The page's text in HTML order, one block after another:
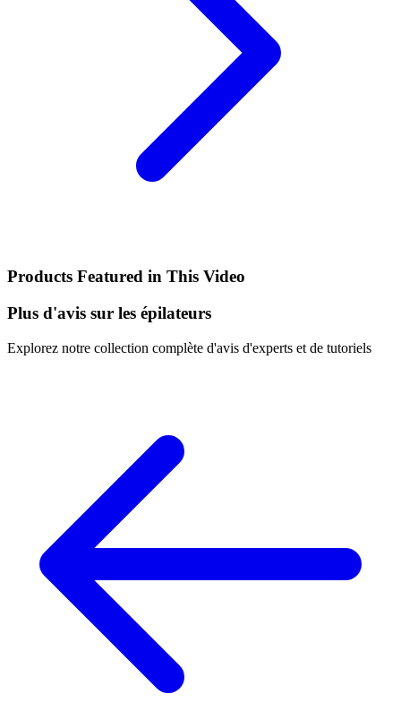
Products Featured in This Video
Plus d'avis sur les épilateurs
Explorez notre collection complète d'avis d'experts et de tutoriels